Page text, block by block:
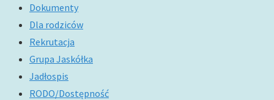
Dokumenty
Dla rodziców
Rekrutacja
Grupa Jaskółka
Jadłospis
RODO/Dostępność